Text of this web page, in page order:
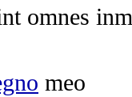
omnes
meo